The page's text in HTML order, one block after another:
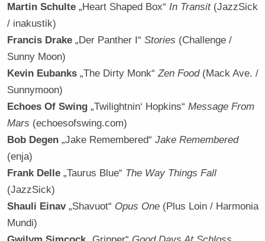
Martin Schulte „Heart Shaped Box“In Transit(JazzSick
/ inakustik)
Francis Drake „Der Panther I“Stories (Challenge /
Sunny Moon)
Kevin Eubanks „The Dirty Monk“Zen Food(Mack Ave. /
Sunnymoon)
Echoes Of Swing „Twilightnin‘ Hopkins“Message From
Mars (echoesofswing.com)
Bob Degen „Jake Remembered“Jake Remembered
(enja)
Frank Delle „Taurus Blue“ The Way Things Fall
(JazzSick)
Shauli Einav„Shavuot“ Opus One (Plus Loin / Harmonia
Mundi)